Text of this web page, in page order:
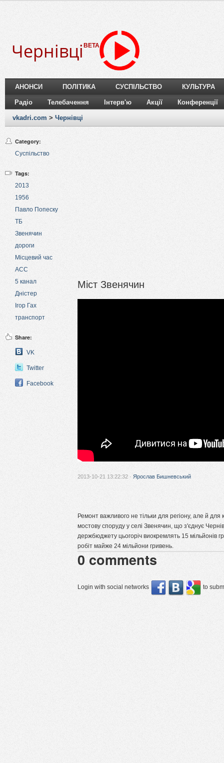
Чернівці BETA
АНОНСИ ПОЛІТИКА СУСПІЛЬСТВО КУЛЬТУРА
Радіо Телебачення Інтерв'ю Акції Конференції
vkadri.com > Чернівці
Category:
Суспільство
Tags:
2013
1956
Павло Попеску
ТБ
Звенячин
дороги
Місцевий час
АСС
5 канал
Дністер
Ігор Гах
транспорт
Share:
VK
Twitter
Facebook
Міст Звенячин
2013-10-21 13:22:32 · Ярослав Бишневський
Ремонт важливого не тільки для регіону, але й
мостову споруду у селі Звенячин, що з'єднує
держбюджету цьогоріч виокремлять 15 мільйонів
робіт майже 24 мільйони гривень.
0 comments
Login with social networks to